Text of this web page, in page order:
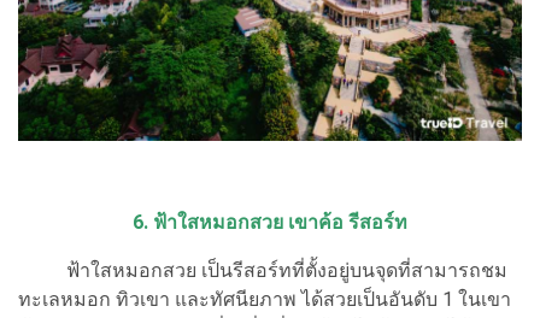
6. ฟ้าใสหมอกสวย เขาค้อ รีสอร์ท
ฟ้าใสหมอกสวย เป็นรีสอร์ทที่ตั้งอยู่บนจุดที่สามารถชม
ทะเลหมอก ทิวเขา และทัศนียภาพ ได้สวยเป็นอันดับ 1 ในเขา